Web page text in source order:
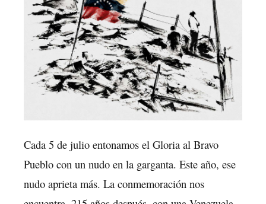
Cada 5 de julio entonamos el Gloria al Bravo
Pueblo con un nudo en la garganta. Este año, ese
nudo aprieta más. La conmemoración nos